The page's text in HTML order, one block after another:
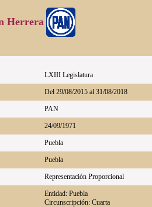
Herrera
LXIII Legislatura
Del 29/08/2015 al 31/08/2018
PAN
24/09/1971
Puebla
Puebla
Representación Proporcional
Entidad: Puebla
Circunscripción: Cuarta